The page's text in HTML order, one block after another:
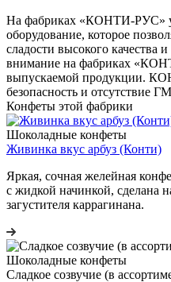
На фабриках «КОНТИ-РУС»
оборудование, которое
сладости высокого качества
внимание на фабриках
выпускаемой продукции.
безопасность и отсутствие
Конфеты этой фабрики
Шоколадные конфеты
Живинка вкус арбуз (Конти)
Яркая, сочная желейная
с жидкой начинкой, сделана
загустителя каррагинана.
Шоколадные конфеты
Сладкое созвучие (в